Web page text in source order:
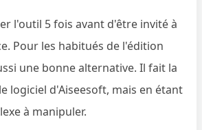
l'outil 5 fois avant d'être invité à
Pour les habitués de l'édition
une bonne alternative. Il fait la
logiciel d'Aiseesoft, mais en étant
à manipuler.